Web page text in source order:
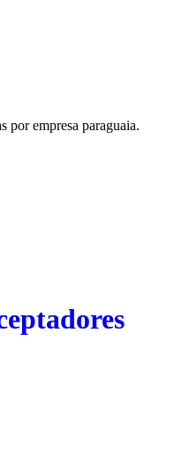
por empresa paraguaia.